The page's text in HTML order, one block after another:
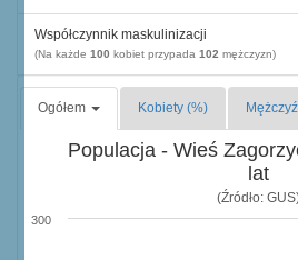
Współczynnik maskulinizacji
(Na każde 100 kobiet przypada 102 mężczyzn)
Ogółem Kobiety (%)
Populacja - Wieś
lat
(Źródło:
300